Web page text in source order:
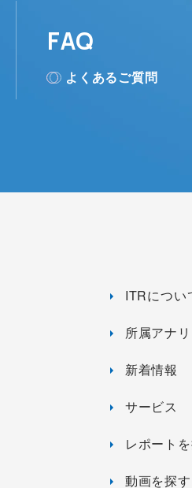
FAQ
よくあるご質問
ITRについ
所属アナ
新着情報
サービス
レポート
動画を探す